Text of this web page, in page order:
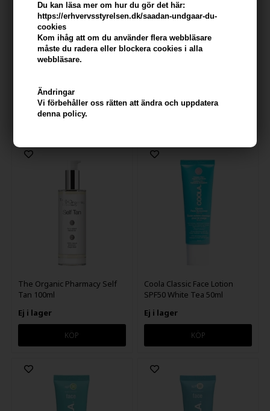
Du kan läsa mer om hur du gör det här:
https://erhvervsstyrelsen.dk/saadan-undgaar-du-
cookies
Kom ihåg att om du använder flera webbläsare
måste du radera eller blockera cookies i alla
webbläsare.
Ändringar
Vi förbehåller oss rätten att ändra och uppdatera
denna policy.
359,00 SEK Ej i lager
The Organic Pharmacy Self
Tan 100ml
Ej i lager
Coola Classic Face Lotion
SPF50 White Tea 50ml
Ej i lager